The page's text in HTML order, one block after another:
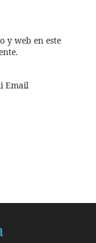
y web en este
Email